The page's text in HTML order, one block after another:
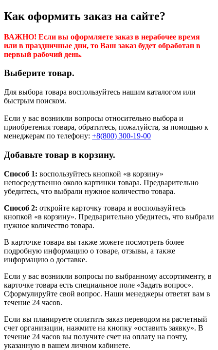
Как оформить заказ на сайте?
ВАЖНО! Если вы оформляете заказ в нерабочее время
или в праздничные дни, то Ваш заказ будет обработан в
первый рабочий день.
Выберите товар.
Для выбора товара воспользуйтесь нашим каталогом или
быстрым поиском.
Если у вас возникли вопросы относительно выбора и
приобретения товара, обратитесь, пожалуйста, за помощью к
менеджерам по телефону: +8(800) 300-19-00
Добавьте товар в корзину.
Способ 1: воспользуйтесь кнопкой «в корзину»
непосредственно около картинки товара. Предварительно
убедитесь, что выбрали нужное количество товара.
Способ 2: откройте карточку товара и воспользуйтесь
кнопкой «в корзину». Предварительно убедитесь, что выбрали
нужное количество товара.
В карточке товара вы также можете посмотреть более
подробную информацию о товаре, отзывы, а также
информацию о доставке.
Если у вас возникли вопросы по выбранному ассортименту, в
карточке товара есть специальное поле «Задать вопрос».
Сформулируйте свой вопрос. Наши менеджеры ответят вам в
течение 24 часов.
Если вы планируете оплатить заказ переводом на расчетный
счет организации, нажмите на кнопку «оставить заявку». В
течение 24 часов вы получите счет на оплату на почту,
указанную в вашем личном кабинете.